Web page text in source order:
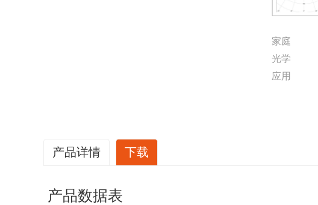
家庭
光学
应用
产品详情 下载
产品数据表